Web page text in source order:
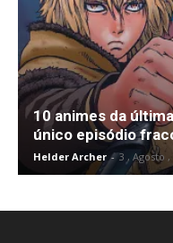
10 animes da
único episódio
Helder Archer - 3 , Agosto ,